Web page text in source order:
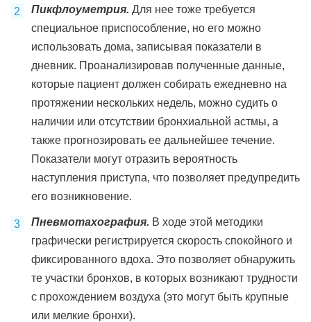
Пикфлоуметрия. Для нее тоже требуется
специальное приспособление, но его можно
использовать дома, записывая показатели в
дневник. Проанализировав полученные данные,
которые пациент должен собирать ежедневно на
протяжении нескольких недель, можно судить о
наличии или отсутствии бронхиальной астмы, а
также прогнозировать ее дальнейшее течение.
Показатели могут отразить вероятность
наступления приступа, что позволяет предупредить
его возникновение.
Пневмотахография. В ходе этой методики
графически регистрируется скорость спокойного и
фиксированного вдоха. Это позволяет обнаружить
те участки бронхов, в которых возникают трудности
с прохождением воздуха (это могут быть крупные
или мелкие бронхи).